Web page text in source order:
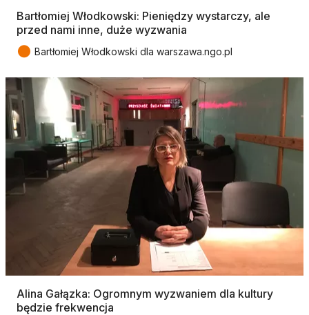
Bartłomiej Włodkowski: Pieniędzy wystarczy, ale
przed nami inne, duże wyzwania
● Bartłomiej Włodkowski dla warszawa.ngo.pl
Alina Gałązka: Ogromnym wyzwaniem dla kultury
będzie frekwencja